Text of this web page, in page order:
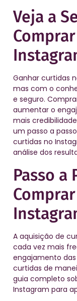
Veja a
Ganhar curtidas
mas com o
e seguro.
aumentar o
mais
um passo a
curtidas no
análise dos
Passo a
A aquisição de
cada vez mais
engajamento
curtidas de
guia completo
Instagram para